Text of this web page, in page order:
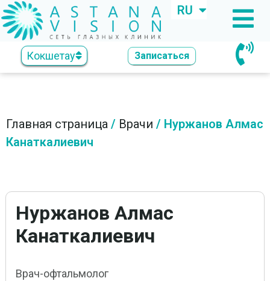
RU
KZ
Кокшетау Записаться
Главная страница / Врачи / Нуржанов Алмас
Канаткалиевич
Нуржанов Алмас
Канаткалиевич
Врач-офтальмолог